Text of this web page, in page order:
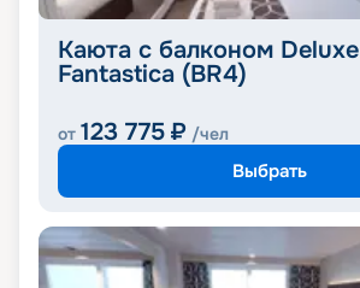
Каюта с балконом Deluxe
Fantastica (BR4)
от 123 775 ₽ /чел
Выбрать